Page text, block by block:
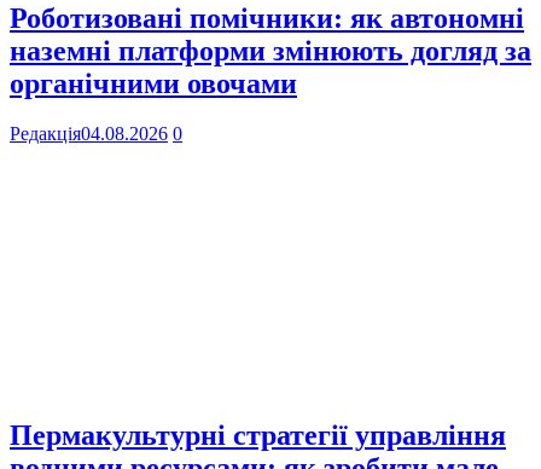
Роботизовані помічники: як автономні
наземні платформи змінюють догляд за
органічними овочами
Редакція04.08.2026 0
Пермакультурні стратегії управління